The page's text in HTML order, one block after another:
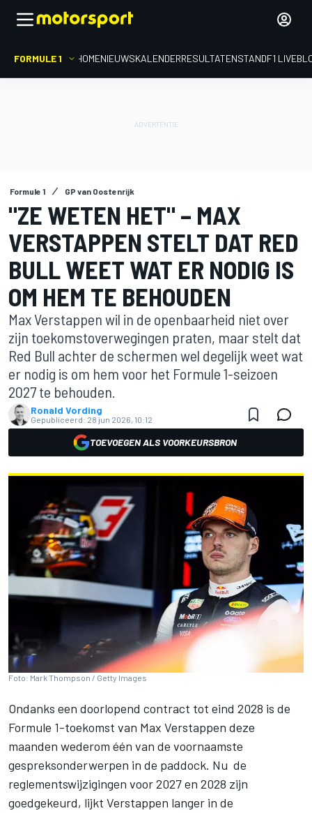
FORMULE 1 HOMENIEUWSKALENDERRESULTATENSTANDF1
Formule 1 GP van Oostenrijk
"ZE WETEN HET" – MAX
VERSTAPPEN STELT DAT RED
BULL WEET WAT ER NODIG IS
OM HEM TE BEHOUDEN
Max Verstappen wil in de openbaarheid niet over
zijn toekomstoverwegingen praten, maar stelt dat
Red Bull achter de schermen wel degelijk weet wat
er nodig is om hem voor het Formule 1-seizoen
2027 te behouden.
Ronald Vording
Gepubliceerd: 28 jun 2026, 10:12
TOEVOEGEN ALS VOORKEURSBRON
Foto: Mark Thompson / Getty Images
Ondanks een doorlopend contract tot eind 2028 is de
Formule 1-toekomst van Max Verstappen deze
maanden wederom één van de voornaamste
gespreksonderwerpen in de paddock. Nu de
reglementswijzigingen voor 2027 en 2028 zijn
goedgekeurd, lijkt Verstappen langer in de